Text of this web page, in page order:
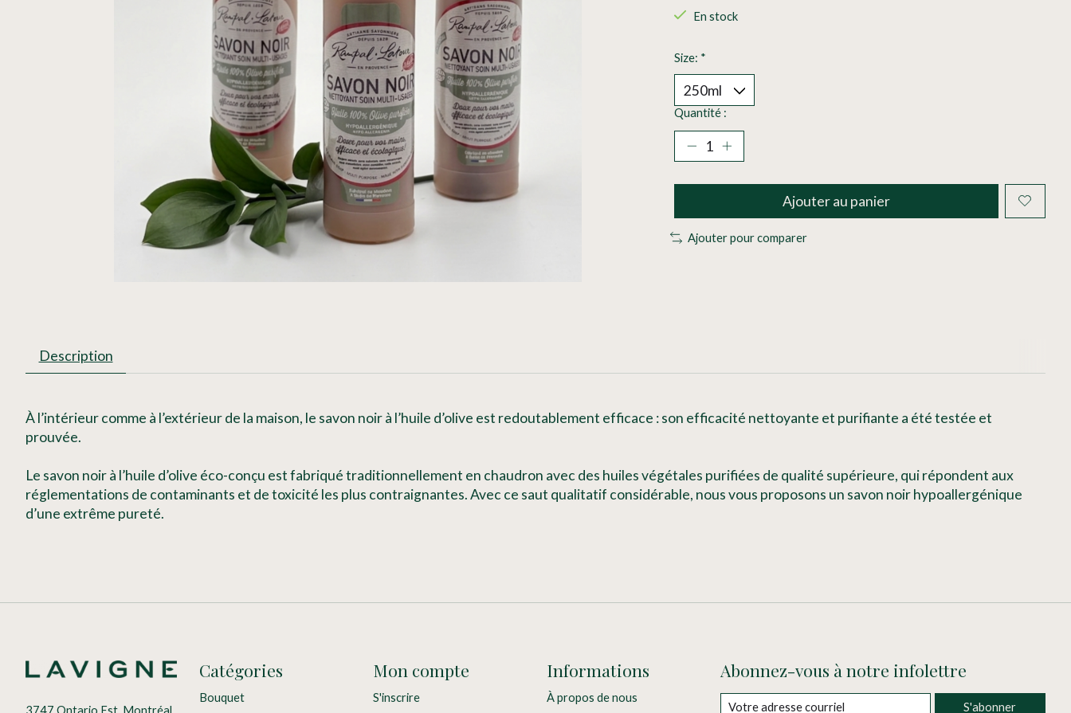
En stock
Size: *
Quantité :
Ajouter au panier
Ajouter pour comparer
Description
À l’intérieur comme à l’extérieur de la maison, le savon noir à l’huile d’olive est redoutablement efficace : son efficacité nettoyante et purifiante a ététestée et
prouvée.
Le savon noir à l’huile d’olive éco-conçu estfabriqué traditionnellement en chaudron avec des huiles végétales purifiées de qualité supérieure, qui répondent aux
réglementations de contaminants et de toxicité les plus contraignantes. Avec ce saut qualitatif considérable, nous vous proposons un savon noir hypoallergénique
d’une extrême pureté.
3747 Ontario Est, Montréal
Catégories
Bouquet
Mon compte
S'inscrire
Informations
À propos de nous
Abonnez-vous à notre infolettre
S'abonner